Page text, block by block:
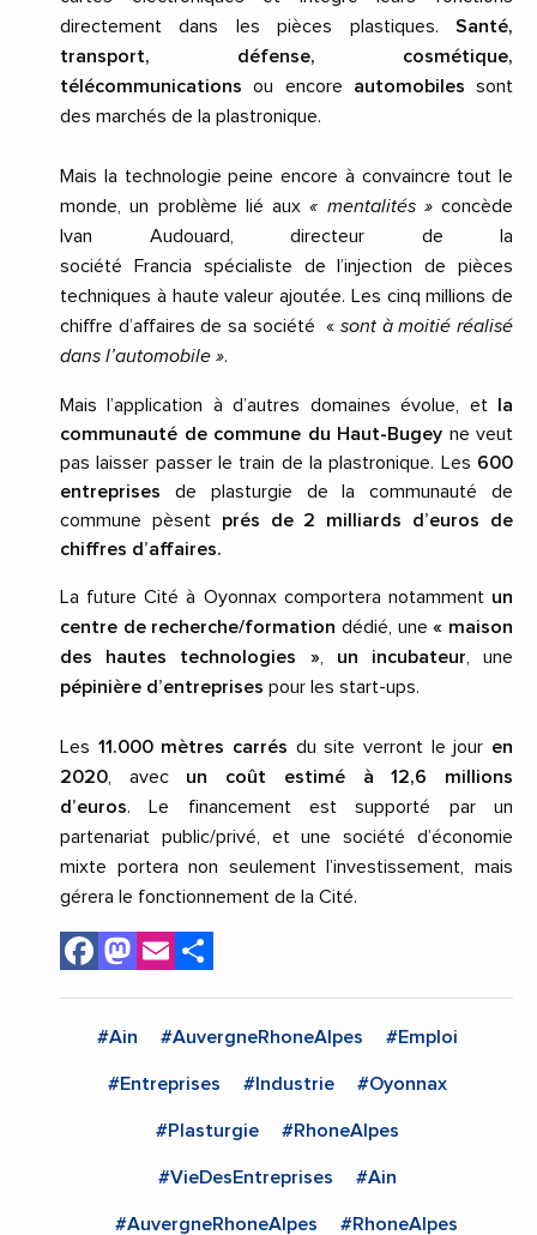
directement dans les pièces plastiques.
Santé,
transport, défense, cosmétique,
télécommunications ou encore automobiles sont
des marchés de la plastronique.
Mais la technologie peine encore à convaincre tout le
monde, un problème lié aux« mentalités »concède
Ivan Audouard, directeur de la
société
Francia spécialiste de l’injection de pièces
techniques à haute valeur ajoutée. Les cinq millions de
chiffre d’affaires de sa société « sont à moitié réalisé
dans l’automobile ».
Mais l’application à d’autres domaines évolue, et
la
communauté de commune du Haut-Bugey ne veut
pas laisser passer le train de laplastronique. Les 600
entreprises de plasturgie de la communauté de
commune pèsentprés de 2 milliards d’euros de
chiffres d’affaires.
La future Cité à Oyonnax comportera notamment un
centre de recherche/formation dédié, une« maison
des hautes technologies », un incubateur, une
pépinière d’entreprises pour les start-ups.
Les 11.000 mètres carrés du site verront le jour en
2020, avec un coût estimé à 12,6 millions
d’euros. Le financement est supporté par un
partenariat public/privé, et une société d’économie
mixte portera non seulement l’investissement, mais
gérera le fonctionnement de la Cité.
Facebook
Mastodon
Email
#Ain #AuvergneRhoneAlpes #Emploi
#Entreprises #Industrie #Oyonnax
#Plasturgie #RhoneAlpes
#VieDesEntreprises #Ain
#AuvergneRhoneAlpes #RhoneAlpes